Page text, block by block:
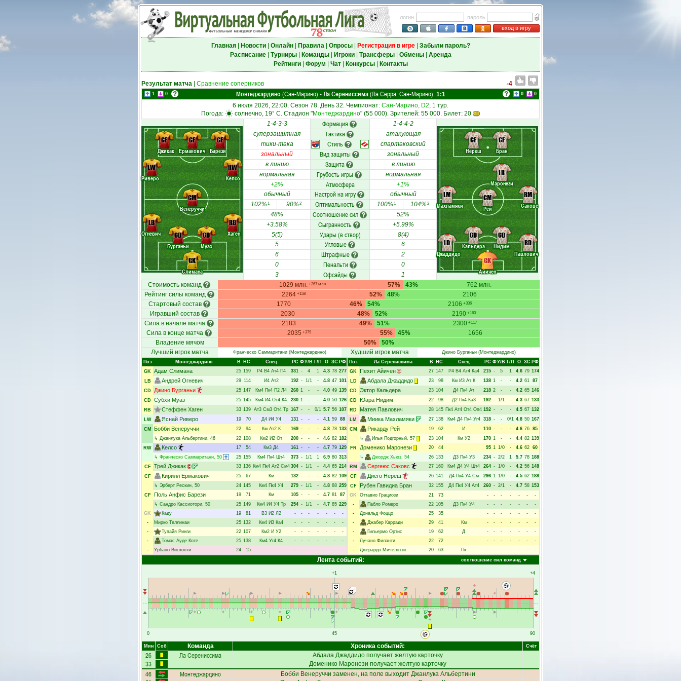
логин
пароль
вход в игру
Главная| Новости| Онлайн| Правила| Опросы| Регистрация в игре| Забыли пароль?
Расписание| Турниры| Команды| Игроки| Трансферы| Обмены| Аренда
Рейтинги| Форум Чат| Конкурсы| Контакты
Результат матча Сравнение соперников -4
1 0 Монтеджардино (Сан-Марино) - Ла Серениссима(Ла Серра, Сан-Марино) 1:1 0 0
6 июля 2026, 22:00. Сезон 78. День 32. Чемпионат: Сан-Марино, D2, 1 тур.
Погода:
солнечно, 19° C. Стадион "Монтеджардино" (55 000). Зрителей: 55 000. Билет: 20
Слимана
Огневич
Бурганьи
Муаз
Хаген
Риверо
Венеруччи
Келсо
Джикак Ермакович Барези
GK
LB
CD
CD
RB
LW
CM
RW
CF CF CF
1-4-3-3 Формация 1-4-4-2
Айичен
Джаддидо
Кальдера
Нидим
Павлович
Махламяки Рей
Маронези
Саковс
Нереш Бран
GK
LD
CD
CD
RD
LM CM
FR
RM
CF CF
суперзащитная Тактика
атакующая
тики-така
Стиль
спартаковский
зональный
Вид защиты
зональный
в линию
Защита
в линию
нормальная
Грубость игры
нормальная
+2%
Атмосфера
+1%
обычный
Настрой на игру
обычный
102%1 90%2 Оптимальность 100%1 104%2
48% Соотношение сил
52%
+3.58%
Сыгранность
+5.99%
5(5)
Удары (в створ)
8(4)
5
Угловые
6
6
Штрафные
2
0
Пенальти
0
3
Офсайды
1
Стоимость команд
1029 млн. +267 млн. 57% 762 млн.
43%
Рейтинг силы команд
2264 +158 52% 2106
48%
Стартовый состав
1770 46% 2106 +336
54%
Игравший состав
2030 48% 2190 +160
52%
Сила в начале матча
2183 49% 2300 +117
51%
Сила в конце матча
2035 +379 55% 1656
45%
Владение мячом
50%
50%
Лучший игрок матча
Франческо Саммаритани (Монтеджардино) Худший игрок матча Джино Бурганьи(Монтеджардино)
Поз
Монтеджардино В НC Спец РC ФУ/В Г/П О ЗС РФ
GK Адам Слимана 25 159 Р4 В4 Ат4 П4 331 - 4 1 4.3 78 277
LB
Андрей Огневич 29 114 И4 Ат2 192 - 1/1 - 4.8 47 101
CD
Джино Бурганьи 25 147 Км4 Пк4 П2 Л4 260 1 - - 4.0 49 139
CD Субхи Муаз 25 145 Км4 И4 От4 К4 230 1 - - 4.0 50 126
RB
Стеффен Хаген 33 139 Ат3 См3 От4 Тр 167 - - 0/1 5.7 56 107
LW
Яснай Риверо 19 70 Д4 И4 У4 131 - - - 4.1 59 88
CM
Бобби Венеруччи 22 94 Км Ат2 К 169 - - - 4.8 78 133
↳ Джанлука Альбертини, 46 22 108 Км2 И2 От 200 - - - 4.6 82 182
RW
Келсо 17 54 Км3 Д4 161 - - - 4.7 79 129
↳ Франческо Саммаритани, 50 25 155 Км4 Пк4 Шт4 373 - 1/1 1 6.9 80 313
CF
Трей Джикак 33 136 Км4 Пк4 Ат2 См4 304 - 1/1 - 4.4 65 214
CF
Кирилл Ермакович 25 67 Км 132 - - - 4.8 82 109
↳ Эрберт Рескин, 50 24 145 Км4 Пк4 У4 279 - 1/1 - 4.8 88 259
CF
Поль Анфис Барези 19 71 Км 105 - - - 4.7 81 87
↳ Сандро Кассиотори, 50 25 149 Км4 И4 У4 Тр 254 - 1/1 - 4.7 85 229
GK
Каду 19 81 В3 И2 Л2 - - - - - -
-
-
Мирко Теллинаи 25 132 Км4 И3 Ка4 - - - - - -
-
-
Тупайя Ринги 22 107 Км2 И У2 - - - - - -
-
-
Томас Ауде Коте 25 138 Км4 Уг4 К4 - - - - - -
-
-
Урбано Висконти 24 15 - - - - - - -
Поз Ла Серениссима В НC Спец РC ФУ/В Г/П О ЗС РФ
GK Пехит Айичен 27 147 Р4 В4 Ат4 Ка4 215 - 5 1 4.6 79 174
LD
Абдала Джаддидо 23 98 Км И3 Ат К 138 1 - - 4.2 61 87
CD Эктор Кальдера 23 104 Д4 Пк4 Ат 218 2 - - 4.2 65 146
CD Юара Нидим 22 98 Д2 Пк4 Ка3 192 - 1/1 - 4.3 67 133
RD
Матея Павлович 28 145 Пк4 Ат4 От4 Оп4 192 - - - 4.5 67 132
LM
Миика Махламяки 27 138 Км4 Д4 Пк4 Уг4 318 - - 0/1 4.8 50 167
CM
Рикарду Рей 19 62 И 110 - - - 4.6 76 85
↳
Илья Подгорный, 57 23 104 Км У2 170 1 - - 4.4 82 139
FR
Доменико Маронези 20 44 95 1 1/0 - 4.6 62 60
↳
Джордж Хьюз, 54 26 133 Д3 Пк4 У3 234 - 2/2 1 5.7 78 188
RM
Сергеюс Саковс 27 160 Км4 Д4 У4 Шт4 264 - 1/0 - 4.2 56 148
CF
Диего Нереш 26 141 Д4 Пк4 У4 См 296 1 1/0 - 4.5 62 188
CF
Рубен Гавидиа Бран 32 155 Д4 Пк4 У4 Ат4 260 - 2/1 - 4.7 58 153
GK
Оттавио Грациози 21 73 - - - - - -
-
-
Пабло Ромеро 22 105 Д3 Пк4 У4 - - - - - -
-
-
Дональд Фоццо 25 35 - - - - - -
-
-
Джабер Карради 29 41 Км - - - - - -
-
-
Гильермо Ортис 19 62 Д - - - - - -
-
-
Лучано Филанти 22 72 - - - - - -
-
-
Джерардо Мичелотти 20 63 Пк - - - - - -
-
соотношение сил команд
Лента событий:
0
+1
45
+4
90
Мин Соб Команда Хроника событий: Счёт
26 Ла Серениссима Абдала Джаддидо получает желтую карточку
33 Доменико Маронези получает желтую карточку
46 Монтеджардино Бобби Венеруччи заменен, на поле выходит Джанлука Альбертини